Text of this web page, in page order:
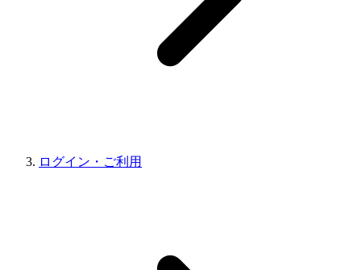
ログイン・ご利用